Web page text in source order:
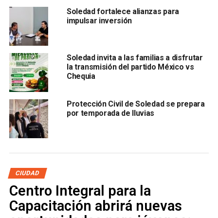
Noyola Cervantes
connacion ales y expresó su agradecimiento a todas las
áreas municipales, estatales y federales que se suman a
este esfuerzo unido: Ejército Mexicano, Guardia Nacional,
Cuerpo de Bomberos, Protección Civil Estatal y Municipal,
Seguridad Pública y Policía Vial Municipal, DIF municipal,
Guardia Civil Estatal, Instituto de Migración y Enlace
Internacional de Gobierno del Estado.
En el evento inaugural, las y los representantes del
Soledad fortalece alianzas para
impulsar inversión
Soledad invita a las familias a disfrutar
la transmisión del partido México vs
Chequia
Protección Civil de Soledad se prepara
por temporada de lluvias
CIUDAD
Centro Integral para la
Capacitación abrirá nuevas